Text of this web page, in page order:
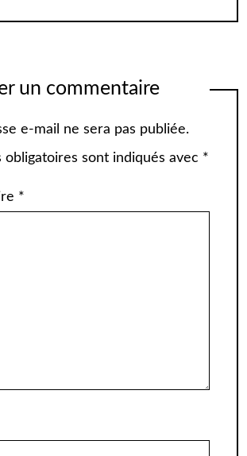
un commentaire
e-mail ne sera pas publiée.
obligatoires sont indiqués avec *
*